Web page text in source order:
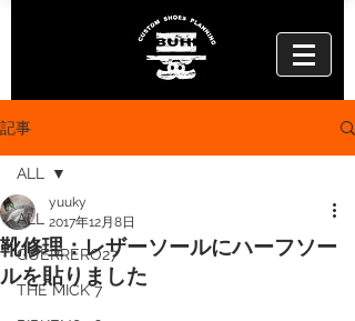
記事
ALL
GUERRERO27
THE MICK 7
ALL
靴修理：レザーソールにハーフソー
ルを貼りました
yuuky
2017年12月8日